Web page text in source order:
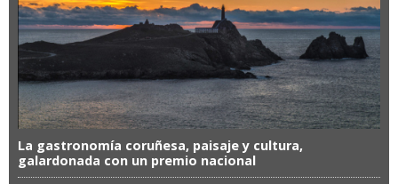
La gastronomía coruñesa, paisaje y cultura,
galardonada con un premio nacional